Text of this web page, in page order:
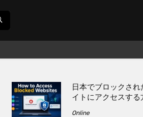
日本でブロックされ
イトにアクセスする
Online